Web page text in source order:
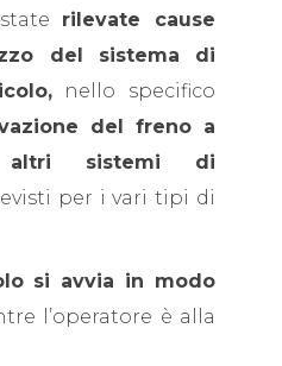
rilevate cause
del sistema di
nello specifico
del freno a
sistemi di
per i vari tipi di
si avvia in modo
l’operatore è alla